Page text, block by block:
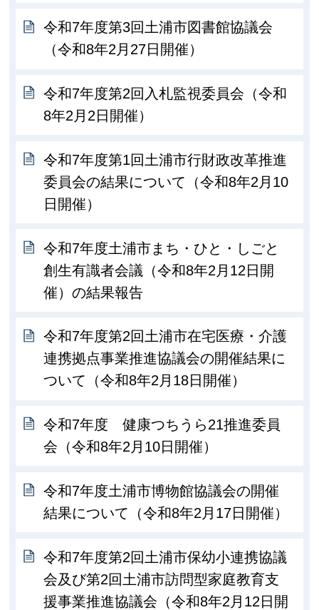
令和7年度第3回土浦市図書館協議会
（令和8年2月27日開催）
令和7年度第2回入札監視委員会（令和
8年2月2日開催）
令和7年度第1回土浦市行財政改革推進
委員会の結果について（令和8年2月10
日開催）
令和7年度土浦市まち・ひと・しごと
創生有識者会議（令和8年2月12日開
催）の結果報告
令和7年度第2回土浦市在宅医療・介護
連携拠点事業推進協議会の開催結果に
ついて（令和8年2月18日開催）
令和7年度 健康つちうら21推進委員
会（令和8年2月10日開催）
令和7年度土浦市博物館協議会の開催
結果について（令和8年2月17日開催）
令和7年度第2回土浦市保幼小連携協議
会及び第2回土浦市訪問型家庭教育支
援事業推進協議会（令和8年2月12日開